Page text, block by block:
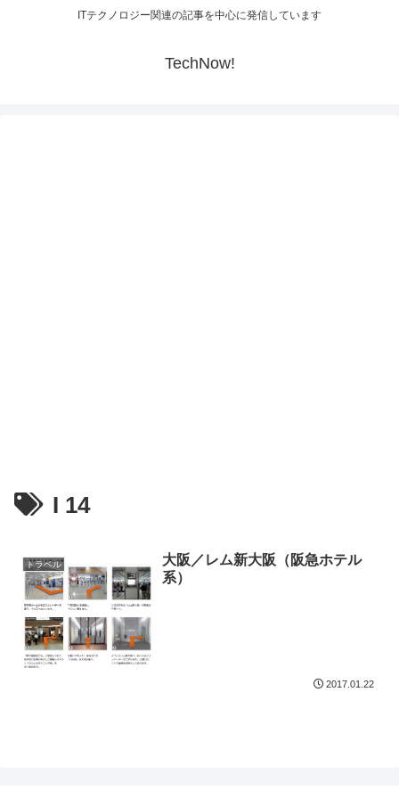
ITテクノロジー関連の記事を中心に発信しています
TechNow!
I 14
トラベル
大阪／レム新大阪（阪急ホテル
系）
2017.01.22